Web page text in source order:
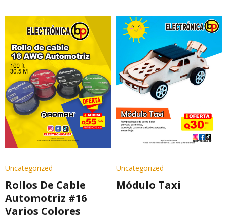
Uncategorized
Rollos De Cable
Automotriz #16
Varios Colores
Uncategorized
Módulo Taxi